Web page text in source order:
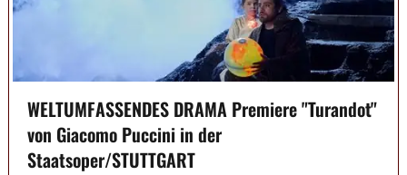
WELTUMFASSENDES DRAMA Premiere "Turandot"
von Giacomo Puccini in der
Staatsoper/STUTTGART